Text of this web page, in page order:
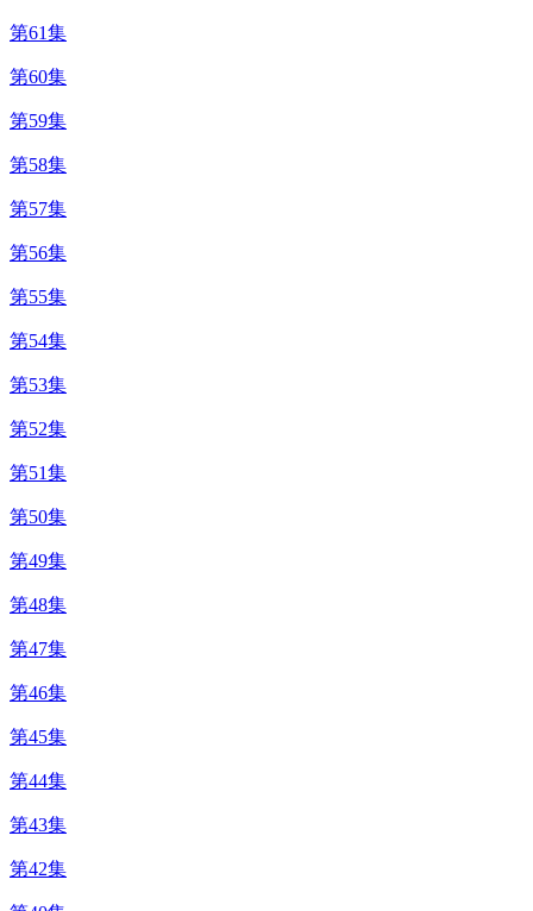
第61集
第60集
第59集
第58集
第57集
第56集
第55集
第54集
第53集
第52集
第51集
第50集
第49集
第48集
第47集
第46集
第45集
第44集
第43集
第42集